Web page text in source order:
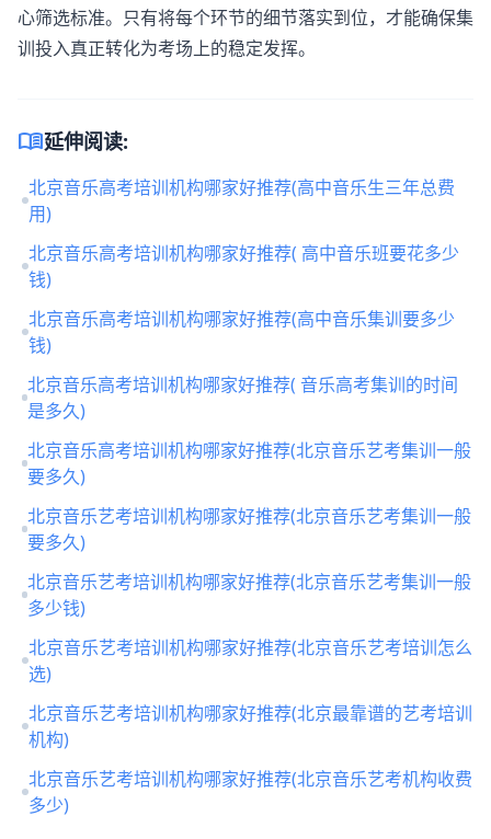
心筛选标准。只有将每个环节的细节落实到位，才能确保集
训投入真正转化为考场上的稳定发挥。
menu_book延伸阅读:
北京音乐高考培训机构哪家好推荐(高中音乐生三年总费
用)
北京音乐高考培训机构哪家好推荐( 高中音乐班要花多少
钱)
北京音乐高考培训机构哪家好推荐(高中音乐集训要多少
钱)
北京音乐高考培训机构哪家好推荐( 音乐高考集训的时间
是多久)
北京音乐高考培训机构哪家好推荐(北京音乐艺考集训一般
要多久)
北京音乐艺考培训机构哪家好推荐(北京音乐艺考集训一般
要多久)
北京音乐艺考培训机构哪家好推荐(北京音乐艺考集训一般
多少钱)
北京音乐艺考培训机构哪家好推荐(北京音乐艺考培训怎么
选)
北京音乐艺考培训机构哪家好推荐(北京最靠谱的艺考培训
机构)
北京音乐艺考培训机构哪家好推荐(北京音乐艺考机构收费
多少)